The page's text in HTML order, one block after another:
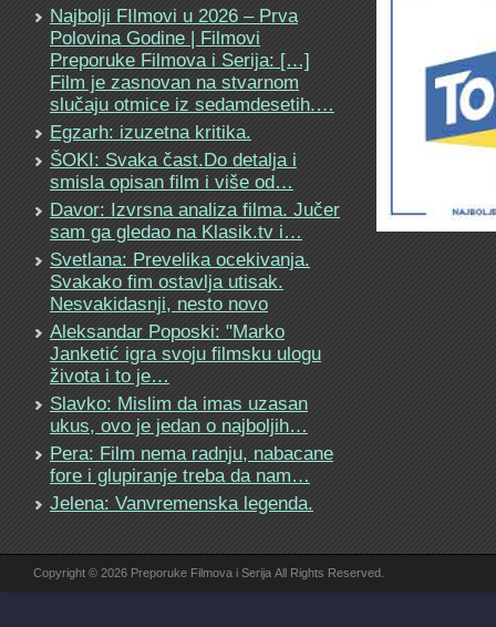
Najbolji FIlmovi u 2026 – Prva
Polovina Godine | Filmovi
Preporuke Filmova i Serija: […]
Film je zasnovan na stvarnom
slučaju otmice iz sedamdesetih.…
Egzarh: izuzetna kritika.
ŠOKI: Svaka čast.Do detalja i
smisla opisan film i više od…
Davor: Izvrsna analiza filma. Jučer
sam ga gledao na Klasik.tv i…
Svetlana: Prevelika ocekivanja.
Svakako fim ostavlja utisak.
Nesvakidasnji, nesto novo
Aleksandar Poposki: "Marko
Janketić igra svoju filmsku ulogu
života i to je…
Slavko: Mislim da imas uzasan
ukus, ovo je jedan o najboljih…
Pera: Film nema radnju, nabacane
fore i glupiranje treba da nam…
Jelena: Vanvremenska legenda.
Copyright © 2026 Preporuke Filmova i Serija All Rights Reserved.